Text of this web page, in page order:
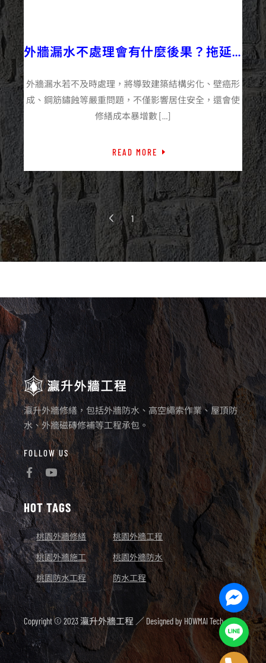
外牆漏水不處理會有什麼後果？拖延
的5大風險
外牆漏水若不及時處理，將導致建築結構劣化、壁癌形
成、鋼筋鏽蝕等嚴重問題，不僅影響居住安全，還會使
修繕成本暴增數 […]
READ MORE
1 2
瀛升外牆修繕，包括外牆防水、高空繩索作業、屋頂防
水、外牆磁磚修補等工程承包。
FOLLOW US
HOT TAGS
桃園外牆修繕 桃園外牆工程
桃園外牆施工 桃園外牆防水
桃園防水工程 防水工程
Copyright © 2023 瀛升外牆工程 ／ Designed by HOWMAI Tech.
Line